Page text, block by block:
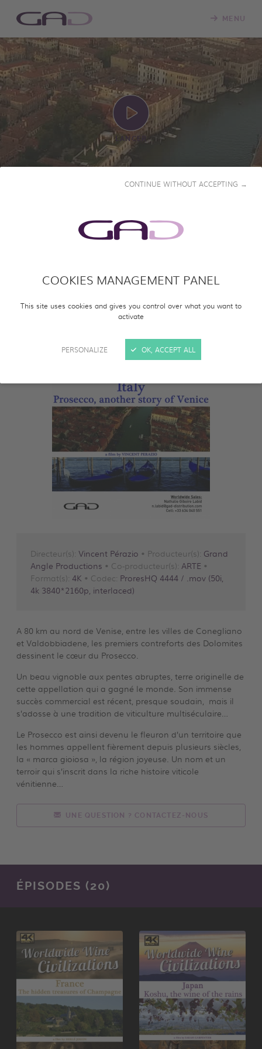
COOKIES MANAGEMENT PANEL
This site uses cookies and gives you control over what you want to
activate
PERSONALIZE
CONTINUE WITHOUT ACCEPTING →
OK, ACCEPT ALL
MENU
LANCER
HISTOIRE DE VENISE (ITALIE)
Directeur(s): Vincent Pérazio • Producteur(s): Grand
Angle Productions • Co-producteur(s): ARTE •
Format(s): 4K • Codec: ProresHQ 4444 / .mov (50i,
4k 3840*2160p, interlaced)
A 80 km au nord de Venise, entre les villes de Conegliano
et Valdobbiadene, les premiers contreforts des Dolomites
dessinent le cœur du Prosecco.
Un beau vignoble aux pentes abruptes, terre originelle de
cette appellation qui a gagné le monde. Son immense
succès commercial est récent, presque soudain, mais il
s’adosse à une tradition de viticulture multiséculaire…
Le Prosecco est ainsi devenu le fleuron d’un territoire que
les hommes appellent fièrement depuis plusieurs siècles,
la « marca gioiosa », la région joyeuse. Un nom et un
terroir qui s’inscrit dans la riche histoire viticole
vénitienne…
UNE QUESTION ? CONTACTEZ-NOUS
ÉPISODES (20)